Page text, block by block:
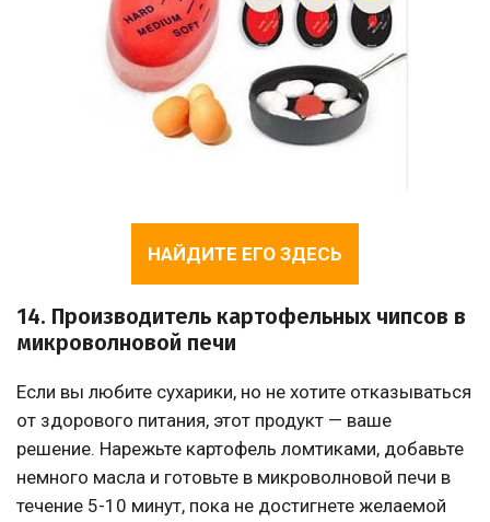
НАЙДИТЕ ЕГО ЗДЕСЬ
14. Производитель картофельных чипсов в
микроволновой печи
Если вы любите сухарики, но не хотите отказываться
от здорового питания, этот продукт — ваше
решение. Нарежьте картофель ломтиками, добавьте
немного масла и готовьте в микроволновой печи в
течение 5-10 минут, пока не достигнете желаемой